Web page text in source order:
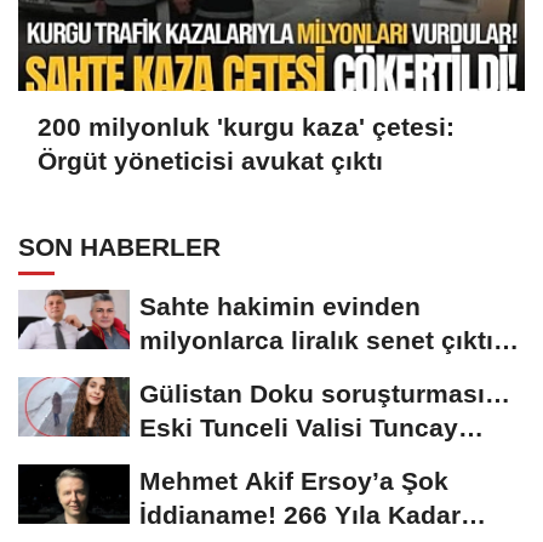
200 milyonluk 'kurgu kaza' çetesi:
Örgüt yöneticisi avukat çıktı
SON HABERLER
Sahte hakimin evinden
milyonlarca liralık senet çıktı:
Gülistan Doku soruşturması…
Eski Tunceli Valisi Tuncay
Mehmet Akif Ersoy’a Şok
İddianame! 266 Yıla Kadar